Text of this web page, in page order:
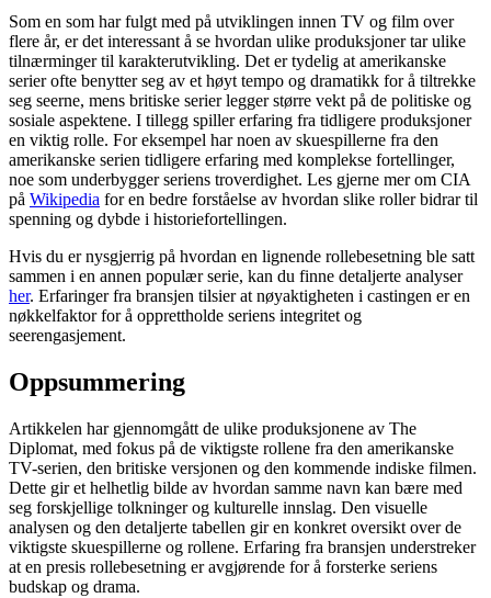
Som en som har fulgt med på utviklingen innen TV og film over
flere år, er det interessant å se hvordan ulike produksjoner tar ulike
tilnærminger til karakterutvikling. Det er tydelig at amerikanske
serier ofte benytter seg av et høyt tempo og dramatikk for å tiltrekke
seg seerne, mens britiske serier legger større vekt på de politiske og
sosiale aspektene. I tillegg spiller erfaring fra tidligere produksjoner
en viktig rolle. For eksempel har noen av skuespillerne fra den
amerikanske serien tidligere erfaring med komplekse fortellinger,
noe som underbygger seriens troverdighet. Les gjerne mer om CIA
på Wikipedia for en bedre forståelse av hvordan slike roller bidrar til
spenning og dybde i historiefortellingen.
Hvis du er nysgjerrig på hvordan en lignende rollebesetning ble satt
sammen i en annen populær serie, kan du finne detaljerte analyser
her. Erfaringer fra bransjen tilsier at nøyaktigheten i castingen er en
nøkkelfaktor for å opprettholde seriens integritet og
seerengasjement.
Oppsummering
Artikkelen har gjennomgått de ulike produksjonene av The
Diplomat, med fokus på de viktigste rollene fra den amerikanske
TV-serien, den britiske versjonen og den kommende indiske filmen.
Dette gir et helhetlig bilde av hvordan samme navn kan bære med
seg forskjellige tolkninger og kulturelle innslag. Den visuelle
analysen og den detaljerte tabellen gir en konkret oversikt over de
viktigste skuespillerne og rollene. Erfaring fra bransjen understreker
at en presis rollebesetning er avgjørende for å forsterke seriens
budskap og drama.